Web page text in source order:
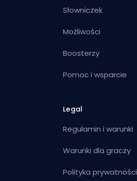
Słowniczek
Możliwości
Boosterzy
Pomoc i wsparcie
Legal
Regulamin i warunki
Warunki dla graczy
Polityka prywatności